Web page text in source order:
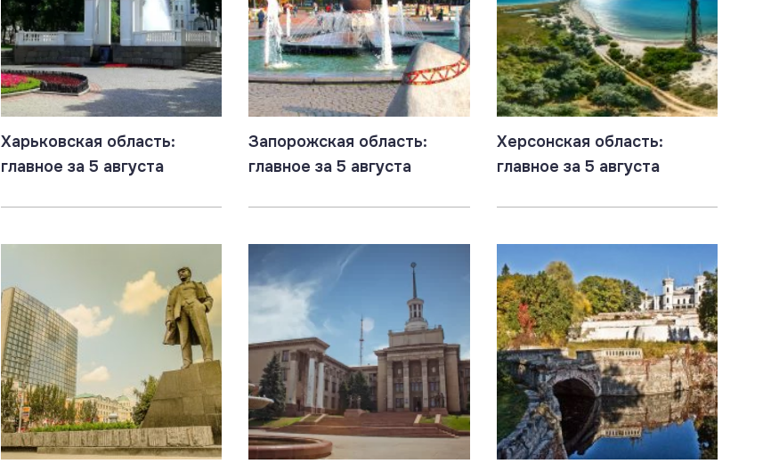
Харьковская область:
главное за 5 августа
Запорожская область:
главное за 5 августа
Херсонская область:
главное за 5 августа